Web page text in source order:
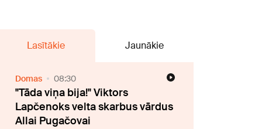
Lasītākie Jaunākie
Domas 08:30
"Tāda viņa bija!" Viktors
Lapčenoks velta skarbus vārdus
Allai Pugačovai